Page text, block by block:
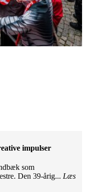
impulser
som
Den 39-årig... Læs